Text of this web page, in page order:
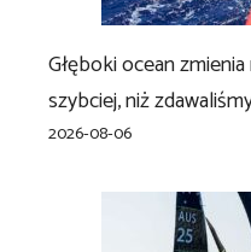
Głęboki ocean
szybciej, niż
2026-08-06